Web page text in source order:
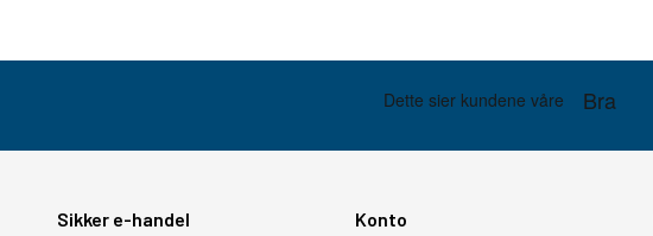
Sikker e-handel Konto